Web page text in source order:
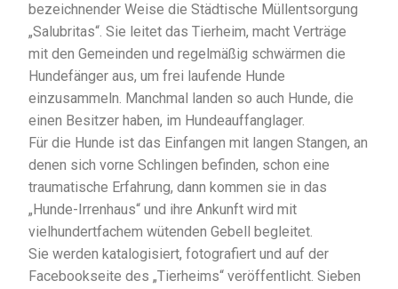
bezeichnender Weise die Städtische Müllentsorgung
„Salubritas“. Sie leitet das Tierheim, macht Verträge
mit den Gemeinden und regelmäßig schwärmen die
Hundefänger aus, um frei laufende Hunde
einzusammeln. Manchmal landen so auch Hunde, die
einen Besitzer haben, im Hundeauffanglager.
Für die Hunde ist das Einfangen mit langen Stangen, an
denen sich vorne Schlingen befinden, schon eine
traumatische Erfahrung, dann kommen sie in das
„Hunde-Irrenhaus“ und ihre Ankunft wird mit
vielhundertfachem wütenden Gebell begleitet.
Sie werden katalogisiert, fotografiert und auf der
Facebookseite des „Tierheims“ veröffentlicht. Sieben